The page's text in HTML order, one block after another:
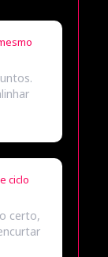
ciclo
certo,